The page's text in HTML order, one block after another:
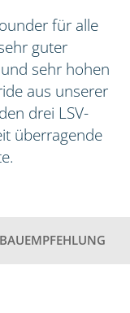
für alle
guter
sehr hohen
aus unserer
drei LSV-
überragende